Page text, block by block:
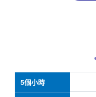
5個小時